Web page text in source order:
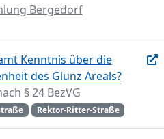
Bergedorf
Kenntnis über die
des Glunz Areals?
§ 24 BezVG
Rektor-Ritter-Straße